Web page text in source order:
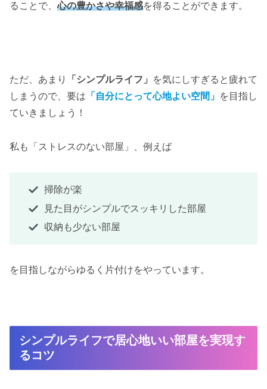
ることで、心の豊かさや幸福感を得ることができます。
ただ、あまり 「シンプルライフ」
を気にしすぎると疲れて
しまうので、要は 「自分にとって心地よい空間」 を目指し
ていきましょう！
私も「ストレスのない部屋」、例えば
掃除が楽
見た目がシンプルでスッキリした部屋
収納も少ない部屋
を目指しながらゆるく片付けをやっています。
シンプルライフで居心地いい部屋を実現す
るコツ